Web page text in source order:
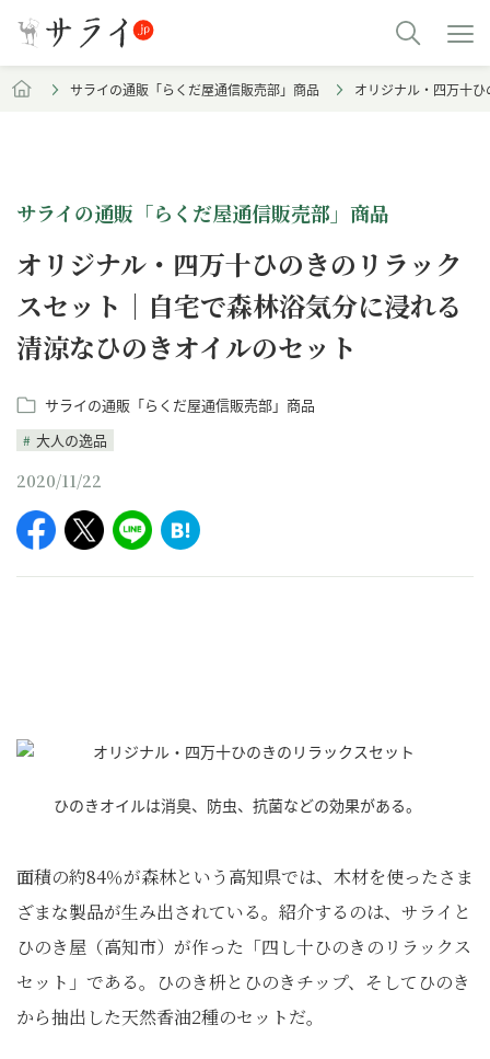
サライの通販「らくだ屋通信販売部」商品 オリジナル・四万十
サライの通販「らくだ屋通信販売部」商品
オリジナル・四万十ひのきのリラック
スセット｜自宅で森林浴気分に浸れる
清涼なひのきオイルのセット
サライの通販「らくだ屋通信販売部」商品
大人の逸品
2020/11/22
ひのきオイルは消臭、防虫、抗菌などの効果がある。
面積の約84％が森林という高知県では、木材を使ったさま
ざまな製品が生み出されている。紹介するのは、サライと
ひのき屋（高知市）が作った「四し十ひのきのリラックス
セット」である。ひのき枡とひのきチップ、そしてひのき
から抽出した天然香油2種のセットだ。